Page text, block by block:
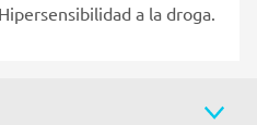
a la droga.